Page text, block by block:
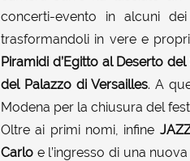
concerti-evento in alcuni
trasformandoli in vere e
Piramidi d’Egitto al Deserto
del Palazzo di Versailles. A
Modena per la chiusura del
Oltre ai primi nomi, infine
Carlo e l’ingresso di una